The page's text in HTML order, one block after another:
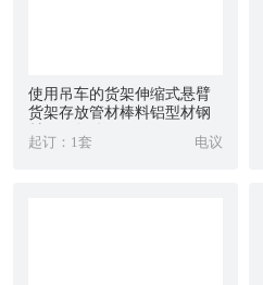
使用吊车的货架伸缩式悬臂
货架存放管材棒料铝型材钢
起订：1套 电议